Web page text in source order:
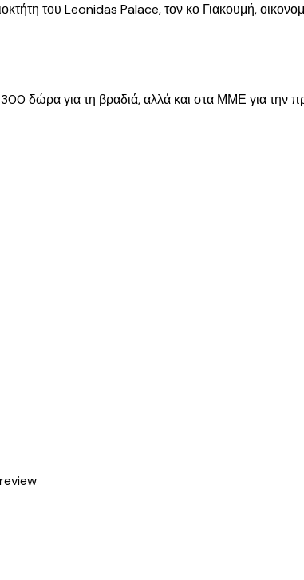
του Leonidas Palace, τον κο Γιακουμή,
300 δώρα για τη βραδιά, αλλά και στα ΜΜΕ για την